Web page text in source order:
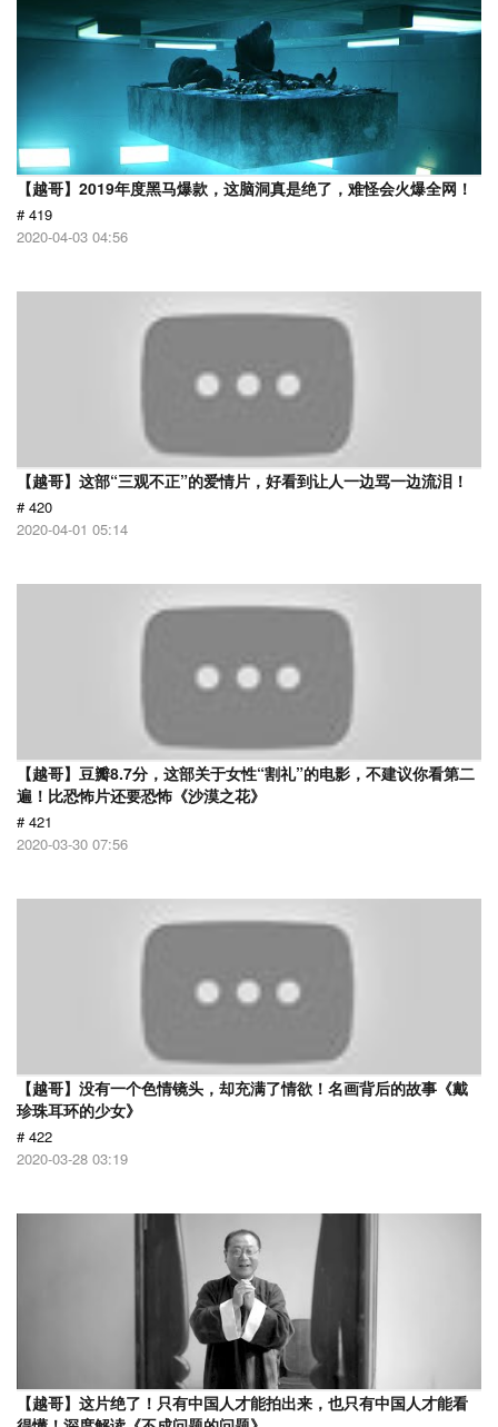
【越哥】2019年度黑马爆款，这脑洞真是绝了，难怪会火爆全网！
# 419
2020-04-03 04:56
【越哥】这部“三观不正”的爱情片，好看到让人一边骂一边流泪！
# 420
2020-04-01 05:14
【越哥】豆瓣8.7分，这部关于女性“割礼”的电影，不建议你看第二
遍！比恐怖片还要恐怖《沙漠之花》
# 421
2020-03-30 07:56
【越哥】没有一个色情镜头，却充满了情欲！名画背后的故事《戴
珍珠耳环的少女》
# 422
2020-03-28 03:19
【越哥】这片绝了！只有中国人才能拍出来，也只有中国人才能看